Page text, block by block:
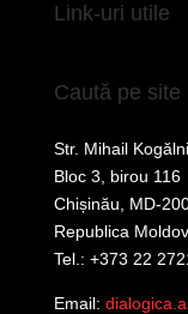
Link-uri utile
Caută pe site
Str. Mihail
Bloc 3, birou 116
Chișinău, MD-
Republica
Tel.: +373 22
Email: